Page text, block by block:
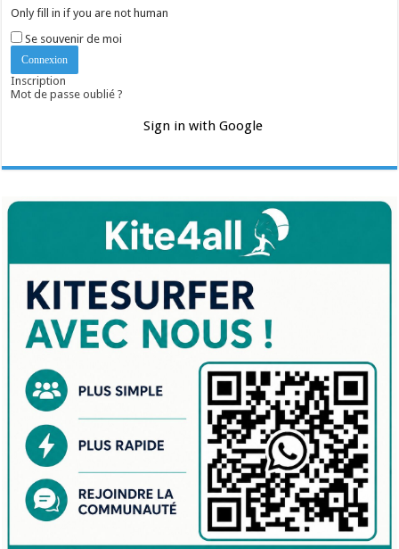
Only fill in if you are not human
Se souvenir de moi
Inscription
Mot de passe oublié ?
Sign in with Google